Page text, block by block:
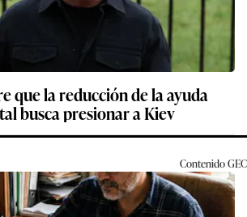
que la reducción de la ayuda
busca presionar a Kiev
ContenidoGEC